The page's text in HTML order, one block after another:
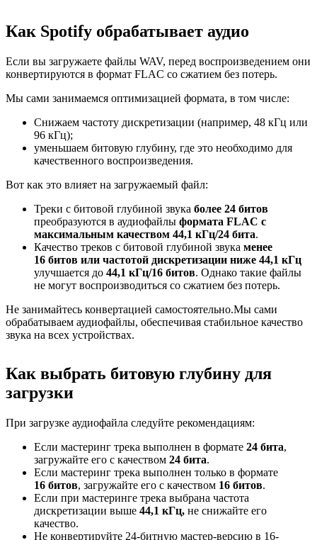
Как Spotify обрабатывает аудио
Если вы загружаете файлы WAV, перед воспроизведением они
конвертируются в формат FLAC со сжатием без потерь.
Мы сами занимаемся оптимизацией формата, в том числе:
Снижаем частоту дискретизации (например, 48 кГц или
96 кГц);
уменьшаем битовую глубину, где это необходимо для
качественного воспроизведения.
Вот как это влияет на загружаемый файл:
Треки с битовой глубиной звука более 24 битов
преобразуются в аудиофайлы формата FLAC с
максимальным качеством 44,1 кГц/24 бита.
Качество треков с битовой глубиной звука менее
16 битов или частотой дискретизации ниже 44,1 кГц
улучшается до 44,1 кГц/16 битов. Однако такие файлы
не могут воспроизводиться со сжатием без потерь.
Не занимайтесь конвертацией самостоятельно.Мы сами
обрабатываем аудиофайлы, обеспечивая стабильное качество
звука на всех устройствах.
Как выбрать битовую глубину для
загрузки
При загрузке аудиофайла следуйте рекомендациям:
Если мастеринг трека выполнен в формате 24 бита,
загружайте его с качеством 24 бита.
Если мастеринг трека выполнен только в формате
16 битов, загружайте его с качеством 16 битов.
Если при мастеринге трека выбрана частота
дискретизации выше 44,1 кГц, не снижайте его
качество.
Не конвертируйте 24-битную мастер-версию в 16-